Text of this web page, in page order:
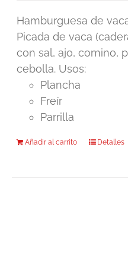
Hamburguesa de
Picada de vaca
con sal, ajo, comino,
cebolla. Usos:
Plancha
Freír
Parrilla
Añadir al carrito Detalles